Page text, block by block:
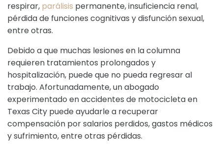
respirar, parálisis permanente, insuficiencia renal,
pérdida de funciones cognitivas y disfunción sexual,
entre otras.
Debido a que muchas lesiones en la columna
requieren tratamientos prolongados y
hospitalización, puede que no pueda regresar al
trabajo. Afortunadamente, un abogado
experimentado en accidentes de motocicleta en
Texas City puede ayudarle a recuperar
compensación por salarios perdidos, gastos médicos
y sufrimiento, entre otras pérdidas.